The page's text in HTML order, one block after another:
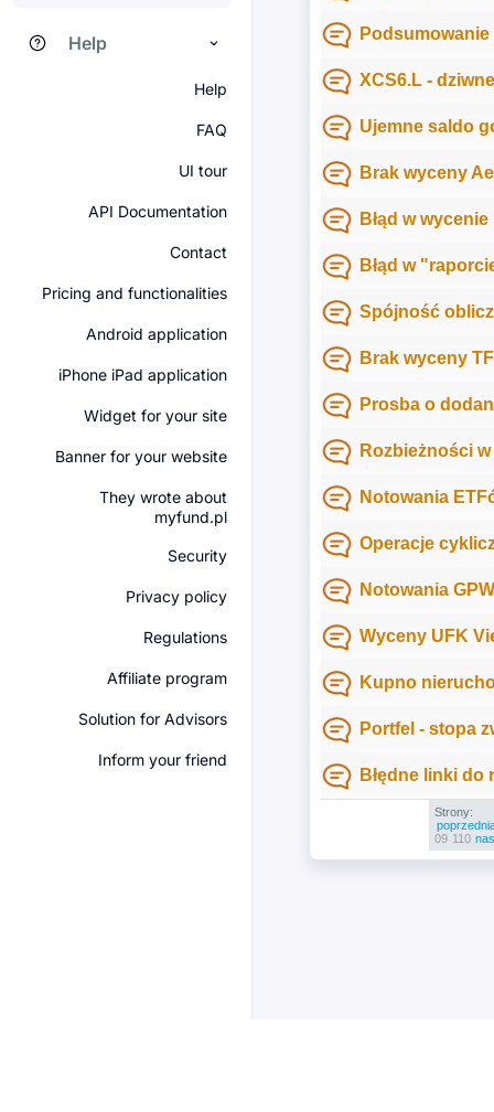
Help
Help
FAQ
UI tour
API Documentation
Contact
Pricing and functionalities
Android application
iPhone iPad application
Widget for your site
Banner for your website
They wrote about
myfund.pl
Security
Privacy policy
Regulations
Affiliate program
Solution for Advisors
Inform your friend
XCS6.L -
Ujemne saldo
Brak wyceny
Błąd w
Błąd w
Spójność
Brak wyceny
Prosba o
Rozbieżności
Notowania
Operacje
Notowania
Wyceny UFK
Kupno
Portfel - stopa
Błędne linki
Strony:
09 110